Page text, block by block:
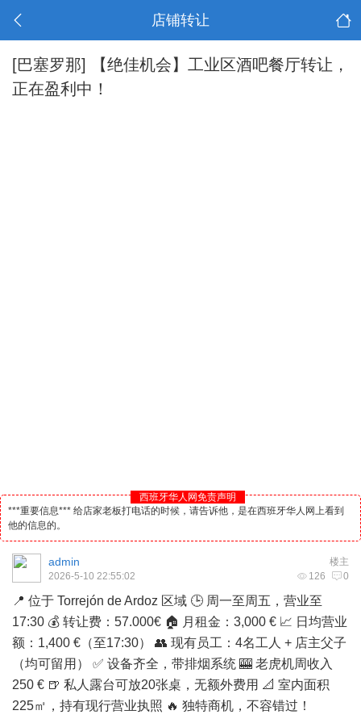
店铺转让
[巴塞罗那]
【绝佳机会】工业区酒吧餐厅转让，
正在盈利中！
西班牙华人网免责声明
***重要信息*** 给店家老板打电话的时候，请告诉他，是在西班牙华人网上看到
他的信息的。
楼主
admin
126 0
2026-5-10 22:55:02
📍 位于 Torrejón de Ardoz 区域 🕒 周一至周五，营业至
17:30 💰 转让费：57.000€ 🏠 月租金：3,000 € 📈 日均营业
额：1,400 €（至17:30） 👥 现有员工：4名工人 + 店主父子
（均可留用） ✅ 设备齐全，带排烟系统 🎰 老虎机周收入
250 € 🍺 私人露台可放20张桌，无额外费用 📐 室内面积
225㎡，持有现行营业执照 🔥 独特商机，不容错过！